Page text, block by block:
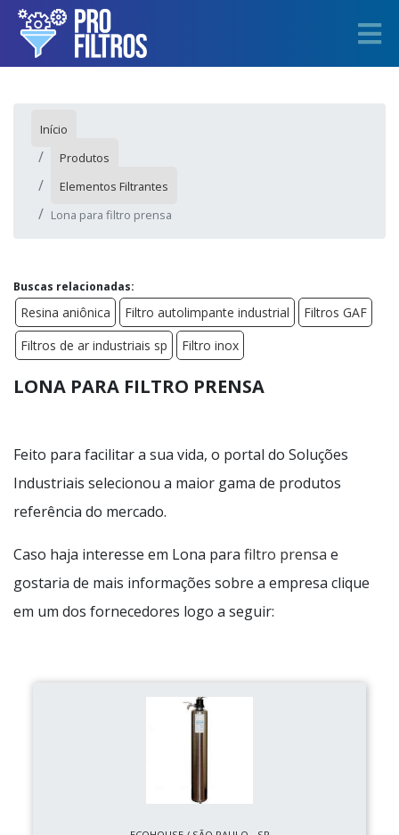
Início
Produtos
Elementos Filtrantes
Lona para filtro prensa
Buscas relacionadas:
Resina aniônica Filtro autolimpante industrial
Filtros GAF
Filtros de ar industriais sp
Filtro inox
LONA PARA FILTRO PRENSA
Feito para facilitar a sua vida, o portal do Soluções
Industriais selecionou a maior gama de produtos
referência do mercado.
Caso haja interesse em Lona para filtro prensa e
gostaria de mais informações sobre a empresa clique
em um dos fornecedores logo a seguir: